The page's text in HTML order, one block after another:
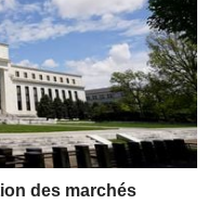
des marchés